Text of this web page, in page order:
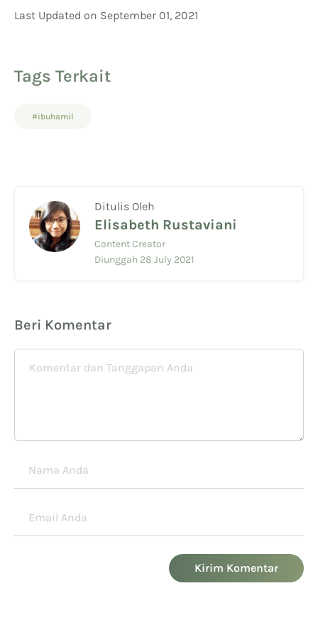
Last Updated on September 01, 2021
Tags Terkait
#ibuhamil
Ditulis Oleh
Elisabeth Rustaviani
Content Creator
Diunggah 28 July 2021
Beri Komentar
Kirim Komentar